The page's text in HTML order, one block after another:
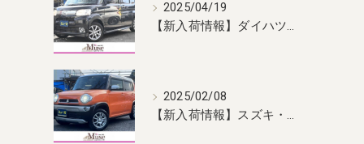
2025/04/19
【新入荷情報】ダイハツ・タント 入荷しました！
2025/02/08
【新入荷情報】スズキ・ハスラー 入荷しました！